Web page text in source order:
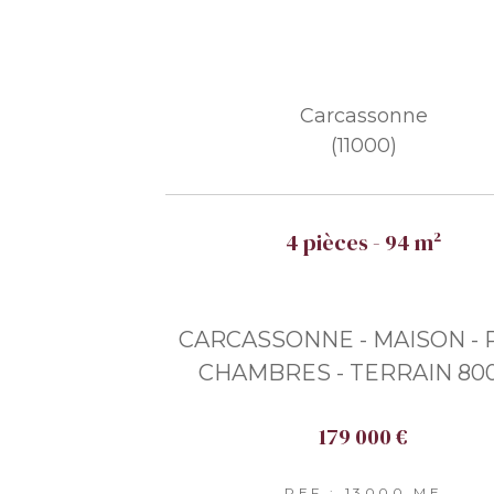
Carcassonne
(11000)
4 pièces - 94 m²
CARCASSONNE - MAISON -
CHAMBRES - TERRAIN
179 000 €